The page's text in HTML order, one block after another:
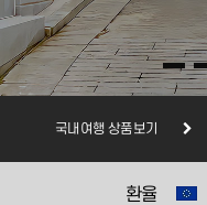
국내여행 상품보기